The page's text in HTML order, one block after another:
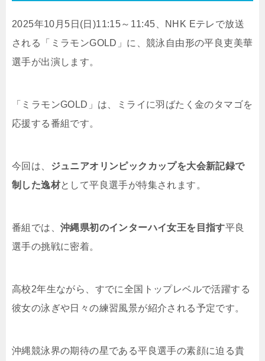
2025年10月5日(日)11:15～11:45、NHK Eテレで放送
される「ミラモンGOLD」に、競泳自由形の平良吏美華
選手が出演します。
「ミラモンGOLD」は、ミライに羽ばたく金のタマゴを
応援する番組です。
今回は、 ジュニアオリンピックカップを大会新記録で
制した逸材として平良選手が特集されます。
番組では、 沖縄県初のインターハイ女王を目指す平良
選手の挑戦に密着。
高校2年生ながら、すでに全国トップレベルで活躍する
彼女の泳ぎや日々の練習風景が紹介される予定です。
沖縄競泳界の期待の星である平良選手の素顔に迫る貴